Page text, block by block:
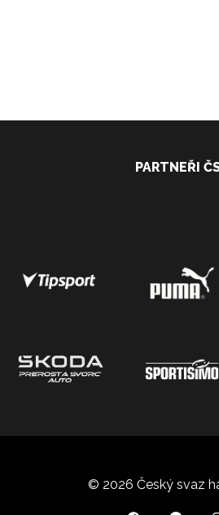
PARTNEŘI
© 2026 Český svaz